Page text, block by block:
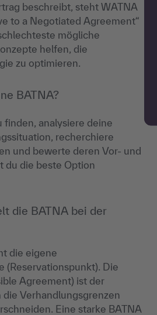
beschreibt, steht WATNA
to a Negotiated Agreement“
mögliche
helfen, die
zu optimieren.
BATNA?
finden, analysiere deine
recherchiere
und bewerte deren Vor- und
du die beste Option
die BATNA bei der
die eigene
(Reservationspunkt). Die
Agreement) ist der
die Verhandlungsgrenzen
Eine starke BATNA